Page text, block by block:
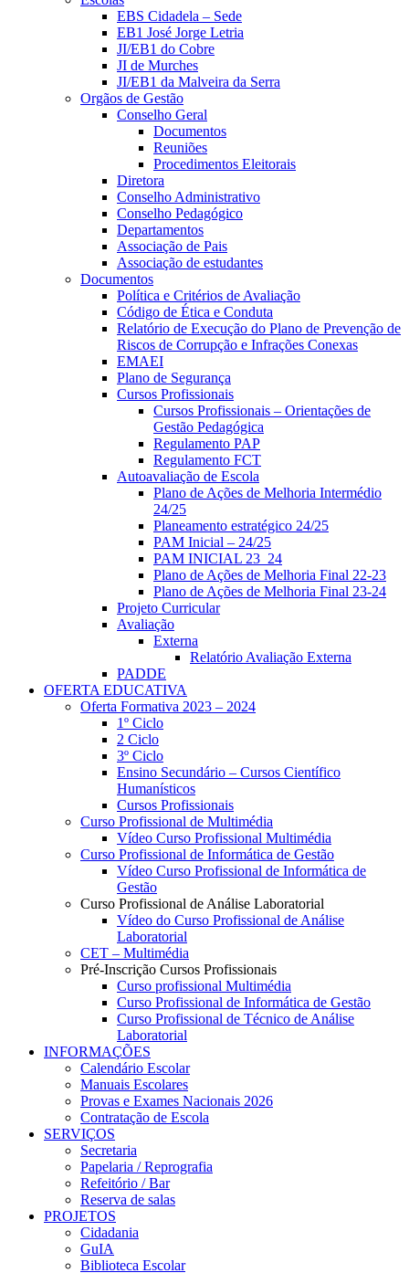
EBS Cidadela – Sede
EB1 José Jorge Letria
JI/EB1 do Cobre
JI de Murches
JI/EB1 da Malveira da Serra
Orgãos de Gestão
Conselho Geral
Documentos
Reuniões
Procedimentos Eleitorais
Diretora
Conselho Administrativo
Conselho Pedagógico
Departamentos
Associação de Pais
Associação de estudantes
Documentos
Política e Critérios de Avaliação
Código de Ética e Conduta
Relatório de Execução do Plano de Prevenção de
Riscos de Corrupção e Infrações Conexas
EMAEI
Plano de Segurança
Cursos Profissionais
Cursos Profissionais – Orientações de
Gestão Pedagógica
Regulamento PAP
Regulamento FCT
Autoavaliação de Escola
Plano de Ações de Melhoria Intermédio
24/25
Planeamento estratégico 24/25
PAM Inicial – 24/25
PAM INICIAL 23_24
Plano de Ações de Melhoria Final 22-23
Plano de Ações de Melhoria Final 23-24
Projeto Curricular
Avaliação
Externa
Relatório Avaliação Externa
PADDE
OFERTA EDUCATIVA
Oferta Formativa 2023 – 2024
1º Ciclo
2 Ciclo
3º Ciclo
Ensino Secundário – Cursos Científico
Humanísticos
Cursos Profissionais
Curso Profissional de Multimédia
Vídeo Curso Profissional Multimédia
Curso Profissional de Informática de Gestão
Vídeo Curso Profissional de Informática de
Gestão
Curso Profissional de Análise Laboratorial
Vídeo do Curso Profissional de Análise
Laboratorial
CET – Multimédia
Pré-Inscrição Cursos Profissionais
Curso profissional Multimédia
Curso Profissional de Informática de Gestão
Curso Profissional de Técnico de Análise
Laboratorial
INFORMAÇÕES
Calendário Escolar
Manuais Escolares
Provas e Exames Nacionais 2026
Contratação de Escola
SERVIÇOS
Secretaria
Papelaria / Reprografia
Refeitório / Bar
Reserva de salas
PROJETOS
Cidadania
GuIA
Biblioteca Escolar